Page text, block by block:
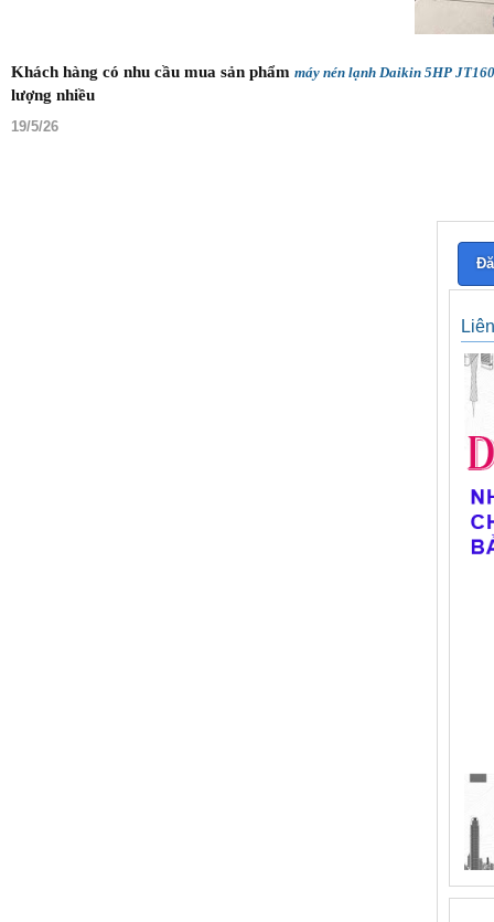
Khách hàng có nhu cầu mua sản phẩm máy nén lạnh Daikin 5HP
lượng nhiều
19/5/26